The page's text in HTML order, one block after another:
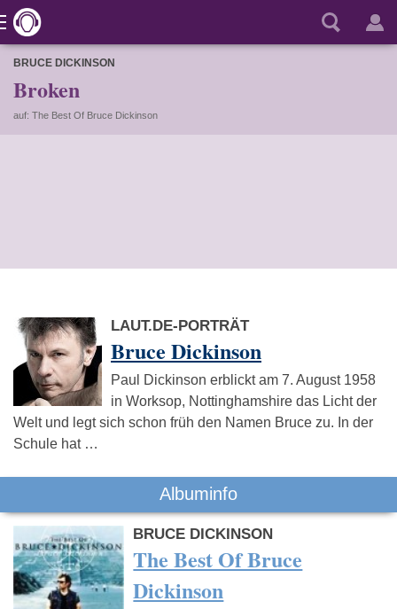
BRUCE DICKINSON
Broken
auf: The Best Of Bruce Dickinson
LAUT.DE-PORTRÄT
Bruce Dickinson
Paul Dickinson erblickt am 7. August 1958
in Worksop, Nottinghamshire das Licht der
Welt und legt sich schon früh den Namen Bruce zu. In der
Schule hat …
Albuminfo
BRUCE DICKINSON
The Best Of Bruce
Dickinson